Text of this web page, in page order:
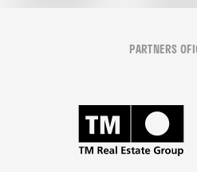
PARTNERS